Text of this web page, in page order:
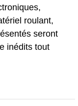
roulant,
seront
inédits tout